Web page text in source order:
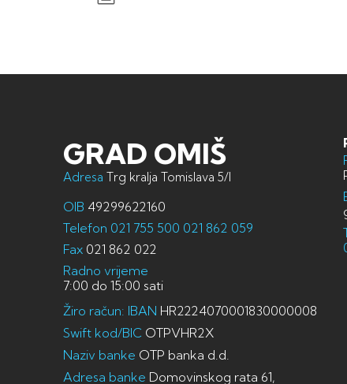
GRAD OMIŠ
Adresa Trg kralja Tomislava 5/I
OIB 49299622160
Telefon 021 755 500 021 862 059
Fax 021 862 022
Radno vrijeme
7:00 do 15:00 sati
Žiro račun: IBAN HR2224070001830000008
Swift kod/BIC OTPVHR2X
Naziv banke OTP banka d.d.
Adresa banke Domovinskog rata 61,